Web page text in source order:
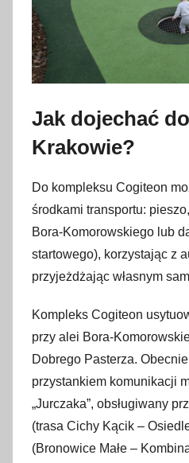
Jak dojechać
Krakowie?
Do kompleksu Cogiteon
środkami transportu:
Bora-Komorowskiego lub
startowego), korzystając z
przyjeżdżając własnym
Kompleks Cogiteon
przy alei Bora-
Dobrego Pasterza.
przystankiem komunikacji
„Jurczaka”, obsługiwany
(trasa Cichy Kącik –
(Bronowice Małe –